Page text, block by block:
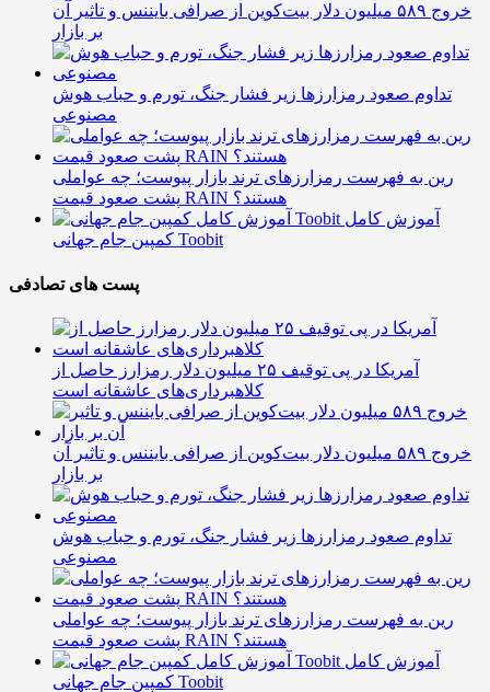
خروج ۵۸۹ میلیون دلار بیت‌کوین از صرافی بایننس و تاثیر آن
بر بازار
تداوم صعود رمزارزها زیر فشار جنگ، تورم و حباب هوش
مصنوعی
رین به فهرست رمزارزهای ترند بازار پیوست؛ چه عواملی
پشت صعود قیمت RAIN هستند؟
آموزش کامل
کمپین جام جهانی Toobit
پست های تصادفی
آمریکا در پی توقیف ۲۵ میلیون دلار رمزارز حاصل از
کلاهبرداری‌های عاشقانه است
خروج ۵۸۹ میلیون دلار بیت‌کوین از صرافی بایننس و تاثیر آن
بر بازار
تداوم صعود رمزارزها زیر فشار جنگ، تورم و حباب هوش
مصنوعی
رین به فهرست رمزارزهای ترند بازار پیوست؛ چه عواملی
پشت صعود قیمت RAIN هستند؟
آموزش کامل
کمپین جام جهانی Toobit